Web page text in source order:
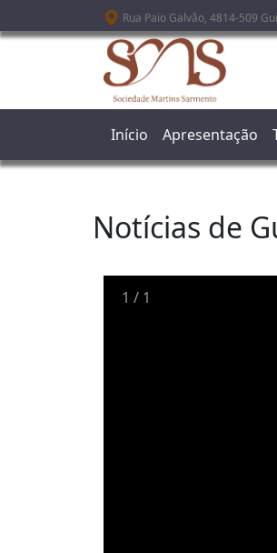
Passar para o conteúdo principal
Rua Paio Galvão, 4814-509
Início Apresentação
Notícias de
1 / 1